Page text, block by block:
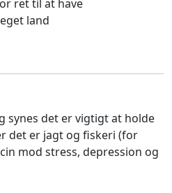
ret til at have
land
synes det er vigtigt at holde
det er jagt og fiskeri (for
mod stress, depression og